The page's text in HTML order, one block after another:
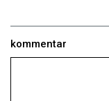
kommentar